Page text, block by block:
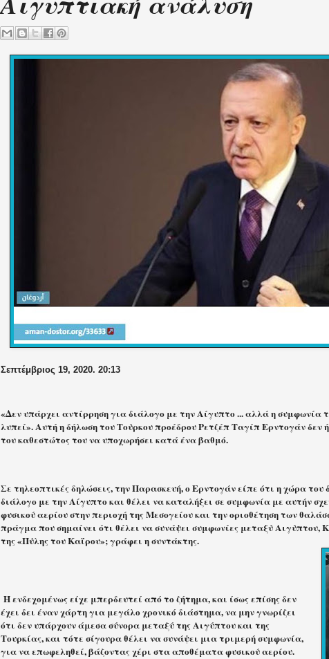
Σεπτέμβριος 19, 2020. 20:13
«Δεν υπάρχει αντίρρηση για διάλογο με την Αίγυπτο ... αλλά η συμφωνία
λυπεί». Αυτή η δήλωση του Τούρκου προέδρου Ρετζέπ Ταγίπ Ερντογάν
του καθεστώτος του να υποχωρήσει κατά ένα βαθμό.
Σε τηλεοπτικές δηλώσεις, την Παρασκευή, ο Ερντογάν είπε ότι η χώρα του
διάλογο με την Αίγυπτο και θέλει να καταλήξει σε συμφωνία με αυτήν
φυσικού αερίου στην περιοχή της Μεσογείου και την οριοθέτηση των
πράγμα που σημαίνει ότι θέλει να συνάψει συμφωνίες μεταξύ Αιγύπτου,
της «Πύλης του Καΐρου»; γράφει η συντάκτης.
Ή ενδεχομένως είχε μπερδευτεί από το ζήτημα, και ίσως επίσης δεν
έχει δει έναν χάρτη για μεγάλο χρονικό διάστημα, να μην γνωρίζει
ότι δεν υπάρχουν άμεσα σύνορα μεταξύ της Αιγύπτου και της
Τουρκίας, και τότε σίγουρα θέλει να συνάψει μια τριμερή συμφωνία,
για να επωφεληθεί, βάζοντας χέρι στα αποθέματα φυσικού αερίου.